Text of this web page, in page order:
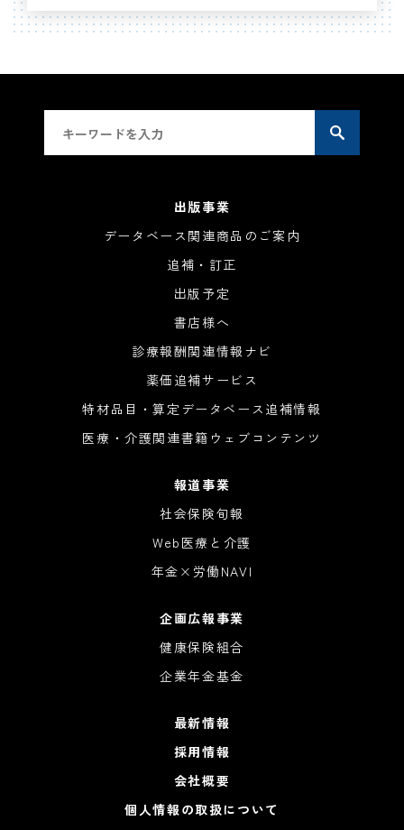
出版事業
データベース関連商品のご案内
追補・訂正
出版予定
書店様へ
診療報酬関連情報ナビ
薬価追補サービス
特材品目・算定データベース追補情報
医療・介護関連書籍ウェブコンテンツ
報道事業
社会保険旬報
Web医療と介護
年金×労働NAVI
企画広報事業
健康保険組合
企業年金基金
最新情報
採用情報
会社概要
個人情報の取扱について